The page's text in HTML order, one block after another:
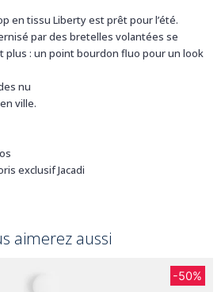
en tissu Liberty est prêt pour l’été.
par des bretelles volantées se
plus : un point bourdon fluo pour un look
nu
ville.
exclusif Jacadi
aimerez aussi
-50%